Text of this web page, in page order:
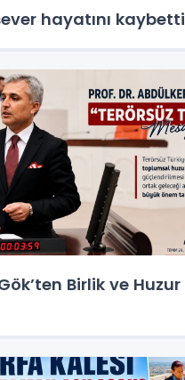
hayatını kaybetti
Birlik ve Huzur